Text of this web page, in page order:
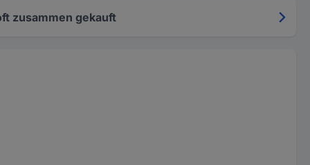
zusammen gekauft